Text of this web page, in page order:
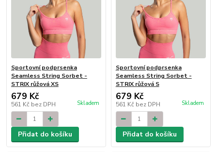
Sportovní podprsenka
Seamless String Sorbet -
STRIX růžová XS
679 Kč
561 Kč bez DPH Skladem
Přidat do košíku
Sportovní podprsenka
Seamless String Sorbet -
STRIX růžová S
679 Kč
561 Kč bez DPH Skladem
Přidat do košíku